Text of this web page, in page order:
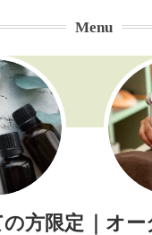
Menu
の方限定
｜オ